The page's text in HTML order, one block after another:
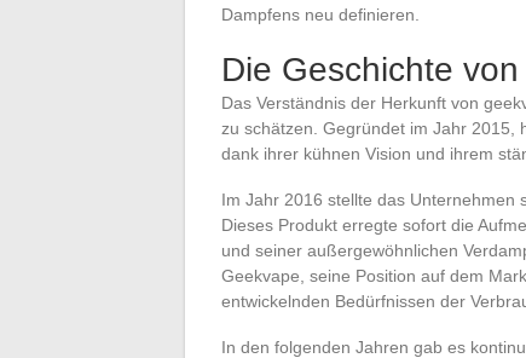
Dampfens neu definieren.
Die Geschichte
Das Verständnis der Herkunft von
zu schätzen. Gegründet im Jahr 2015,
dank ihrer kühnen Vision und ihrem
Im Jahr 2016 stellte das Unternehmen
Dieses Produkt erregte sofort die
und seiner außergewöhnlichen
Geekvape, seine Position auf dem
entwickelnden Bedürfnissen der
In den folgenden Jahren gab es